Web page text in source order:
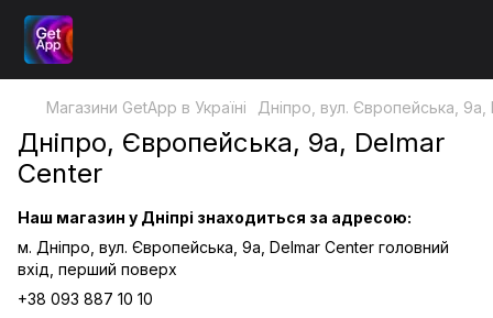
Магазини GetApp в Україні Дніпро, вул. Європейська, 9а,
Дніпро, Європейська, 9а, Delmar
Center
Наш магазин у Дніпрі знаходиться за адресою:
м. Дніпро, вул. Європейська, 9а, Delmar Center головний
вхід, перший поверх
+38 093 887 10 10